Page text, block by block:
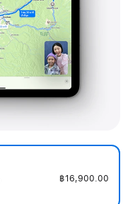
฿16,900.00